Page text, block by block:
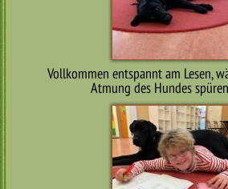
Vollkommen entspannt am Lesen,
Atmung des Hundes